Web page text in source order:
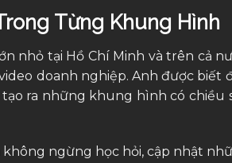
Từng Khung Hình
nhỏ tại Hồ Chí Minh và trên cả
doanh nghiệp. Anh được biết
tạo ra những khung hình có chiều
ngừng học hỏi, cập nhật